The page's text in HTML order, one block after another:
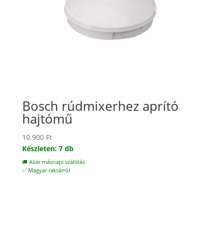
Bosch rúdmixerhez aprító
hajtómű
10.900 Ft
Készleten: 7 db
🚚 Akár másnapi szállítás
✅ Magyar raktárról